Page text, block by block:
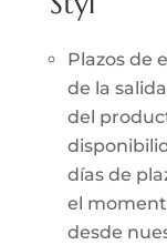
Plazos de
de la
del
días de
el
desde